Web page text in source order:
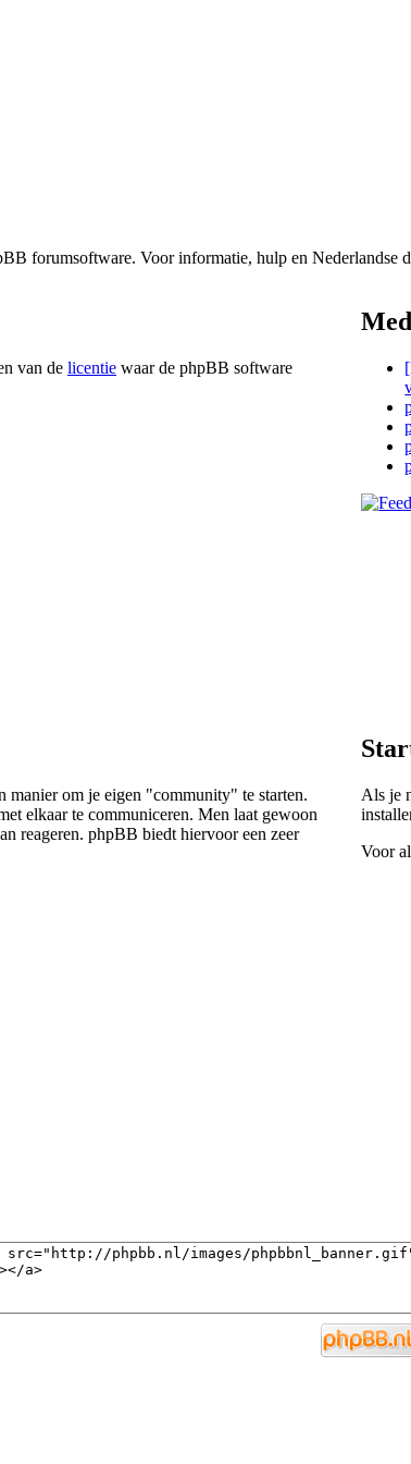
forumsoftware. Voor informatie, hulp en Nederlandse
van de licentie waar de phpBB software
om je eigen "community" te starten.
elkaar te communiceren. Men laat gewoon
reageren. phpBB biedt hiervoor een zeer
Als je
Voor